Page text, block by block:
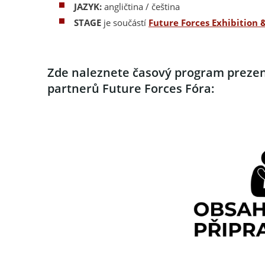
JAZYK: angličtina / čeština
STAGE je součástí Future Forces Exhibition
Zde naleznete časový program
partnerů Future Forces Fóra: